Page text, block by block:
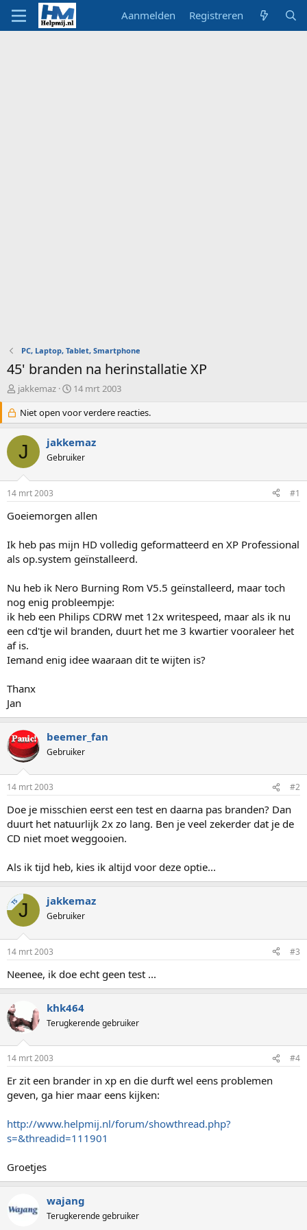
Aanmelden Registreren
PC, Laptop, Tablet, Smartphone
45' branden na herinstallatie XP
O
d
e
r
w
e
s
t
a
t
e
jakkemaz
S
a
r
d
a
m
14 mrt 2003
Niet open voor verdere reacties.
J jakkemaz
Gebruiker
14 mrt 2003 #1
Goeiemorgen allen
Ik heb pas mijn HD volledig geformatteerd en XP Professional
als op.system geïnstalleerd.
Nu heb ik Nero Burning Rom V5.5 geïnstalleerd, maar toch
nog enig probleempje:
ik heb een Philips CDRW met 12x writespeed, maar als ik nu
een cd'tje wil branden, duurt het me 3 kwartier vooraleer het
af is.
Iemand enig idee waaraan dit te wijten is?
Thanx
Jan
beemer_fan
Gebruiker
14 mrt 2003 #2
Doe je misschien eerst een test en daarna pas branden? Dan
duurt het natuurlijk 2x zo lang. Ben je veel zekerder dat je de
CD niet moet weggooien.
Als ik tijd heb, kies ik altijd voor deze optie...
TSJ jakkemaz
Gebruiker
14 mrt 2003 #3
Neenee, ik doe echt geen test ...
khk464
Terugkerende gebruiker
14 mrt 2003 #4
Er zit een brander in xp en die durft wel eens problemen
geven, ga hier maar eens kijken:
http://www.helpmij.nl/forum/showthread.php?
s=&threadid=111901
Groetjes
wajang
Terugkerende gebruiker